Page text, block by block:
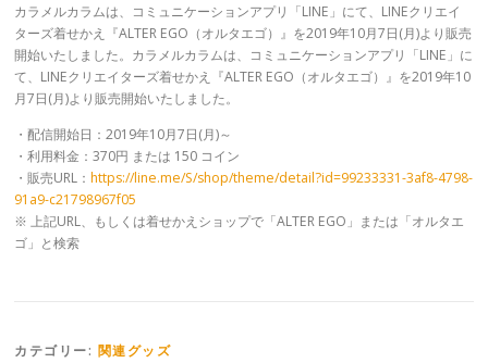
カラメルカラムは、コミュニケーションアプリ「LINE」にて、LINEクリエイ
ターズ着せかえ『ALTER EGO（オルタエゴ）』を2019年10月7日(月)より販売
開始いたしました。カラメルカラムは、コミュニケーションアプリ「LINE」に
て、LINEクリエイターズ着せかえ『ALTER EGO（オルタエゴ）』を2019年10
月7日(月)より販売開始いたしました。
・配信開始日：2019年10月7日(月)～
・利用料金：370円 または 150 コイン
・販売URL：https://line.me/S/shop/theme/detail?id=99233331-3af8-4798-
91a9-c21798967f05
※ 上記URL、もしくは着せかえショップで「ALTER EGO」または「オルタエ
ゴ」と検索
カテゴリー: 関連グッズ